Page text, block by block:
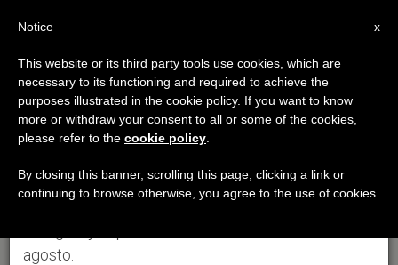
ETIQUETA
Posts Tagged ‘Mons.
Eduardo Cirilo Ortega’
ÚLTIMAS NOTICIAS
×
Aviso importante
Del 27 de julio al 7 de agosto haremos la pausa
anual, aprovechando que en el periodo de verano
se generan menos informaciones y también el
agosto.
x
Notice
This website or its third party tools use cookies, which are
necessary to its functioning and required to achieve the
purposes illustrated in the cookie policy. If you want to know
more or withdraw your consent to all or some of the cookies,
please refer to the cookie policy
By closing this banner, scrolling this page, clicking a link or
continuing to browse otherwise, you agree to the use of cookies.